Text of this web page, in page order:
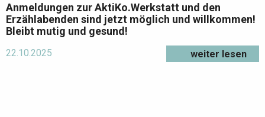
Anmeldungen zur AktiKo.Werkstatt und den
Erzählabenden sind jetzt möglich und willkommen!
Bleibt mutig und gesund!
22.10.2025 weiter lesen